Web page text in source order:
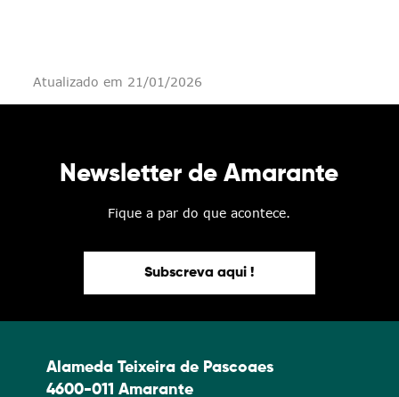
Atualizado em 21/01/2026
Newsletter de Amarante
Fique a par do que acontece.
Subscreva aqui !
Alameda Teixeira de Pascoaes
4600-011 Amarante